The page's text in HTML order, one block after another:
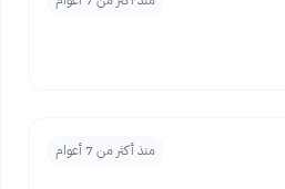
منذ أكثر من 7 أعوام